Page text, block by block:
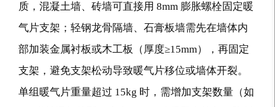
质，混凝土墙、砖墙可直接用 8mm 膨胀螺栓固定暖
气片支架；轻钢龙骨隔墙、石膏板墙需先在墙体内
部加装金属衬板或木工板（厚度≥15mm），再固定
支架，避免支架松动导致暖气片移位或墙体开裂。
单组暖气片重量超过 15kg 时，需增加支架数量（如